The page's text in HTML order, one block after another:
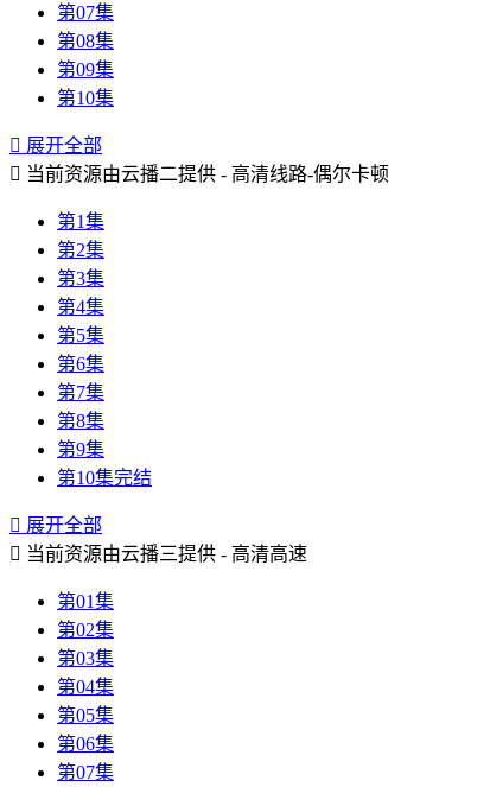
第07集
第08集
第09集
第10集
 展开全部
 当前资源由云播二提供 - 高清线路-偶尔卡顿
第1集
第2集
第3集
第4集
第5集
第6集
第7集
第8集
第9集
第10集完结
 展开全部
 当前资源由云播三提供 - 高清高速
第01集
第02集
第03集
第04集
第05集
第06集
第07集